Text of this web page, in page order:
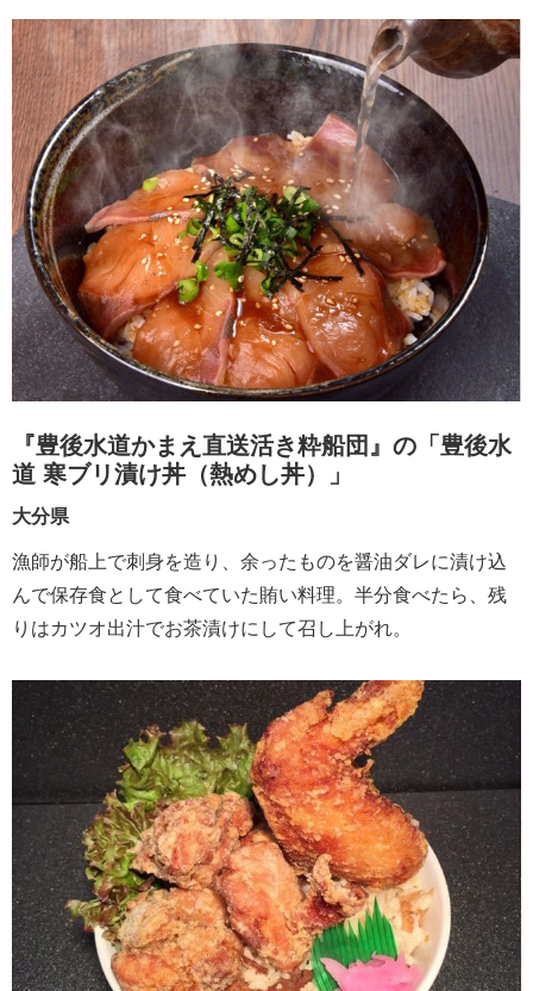
『豊後水道かまえ直送活き粋船団』の「豊後水
道 寒ブリ漬け丼（熱めし丼）」
大分県
漁師が船上で刺身を造り、余ったものを醤油ダレに漬け込
んで保存食として食べていた賄い料理。半分食べたら、残
りはカツオ出汁でお茶漬けにして召し上がれ。